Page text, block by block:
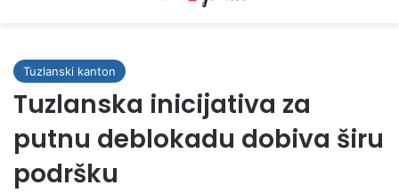
Tuzlanski kanton
Tuzlanska inicijativa za
putnu deblokadu dobiva širu
podršku